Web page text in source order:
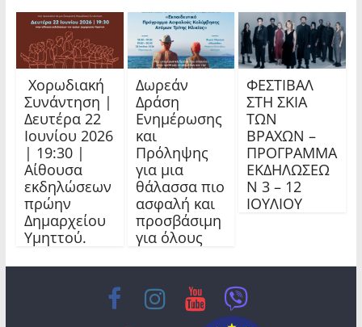
Χορωδιακή
Συνάντηση |
Δευτέρα 22
Ιουνίου 2026
| 19:30 |
Αίθουσα
εκδηλώσεων
πρώην
Δημαρχείου
Υμηττού.
Δωρεάν
Δράση
Ενημέρωσης
και
Πρόληψης
για μια
θάλασσα πιο
ασφαλή και
προσβάσιμη
για όλους
ΦΕΣΤΙΒΑΛ
ΣΤΗ ΣΚΙΑ
ΤΩΝ
ΒΡΑΧΩΝ –
ΠΡΟΓΡΑΜΜΑ
ΕΚΔΗΛΩΣΕΩ
Ν 3 – 12
ΙΟΥΛΙΟΥ